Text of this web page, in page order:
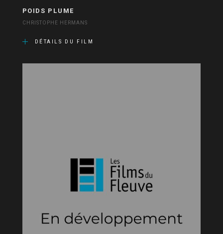
POIDS PLUME
CHRISTOPHE HERMANS
DÉTAILS DU FILM